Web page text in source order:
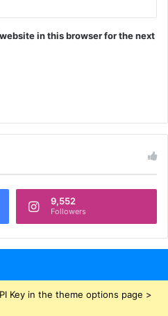
in this browser for the next
9,552
Followers
Key in the theme options page >